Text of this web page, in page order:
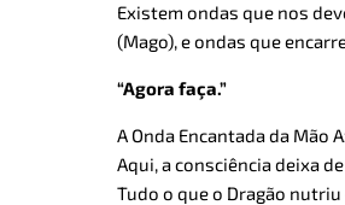
Existem ondas que nos
(Mago), e ondas que
“Agora faça.”
A Onda Encantada da Mão
Aqui, a consciência deixa
Tudo o que o Dragão